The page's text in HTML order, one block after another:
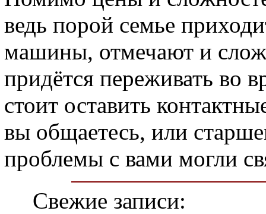
ведь порой семье
машины, отмечают и
придётся переживать во
стоит оставить
вы общаетесь, или
проблемы с вами могли
Свежие записи: